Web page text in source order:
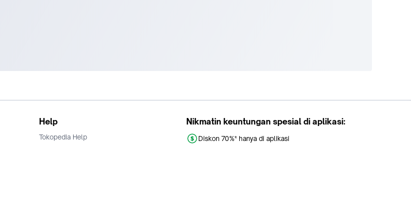
Help
Tokopedia Help
Nikmatin keuntungan spesial di aplikasi:
Diskon 70%* hanya di aplikasi